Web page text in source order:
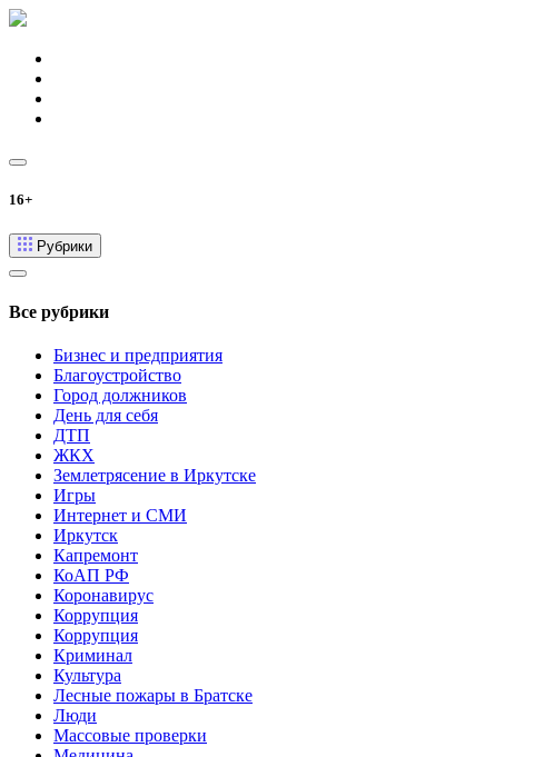
16+
Рубрики
Все рубрики
Бизнес и предприятия
Благоустройство
Город должников
День для себя
ДТП
ЖКХ
Землетрясение в Иркутске
Игры
Интернет и СМИ
Иркутск
Капремонт
КоАП РФ
Коронавирус
Коррупция
Коррупция
Криминал
Культура
Лесные пожары в Братске
Люди
Массовые проверки